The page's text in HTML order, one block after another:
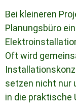
Bei kleineren
Planungsbüro
Oft wird
setzen nicht nur
in die praktische